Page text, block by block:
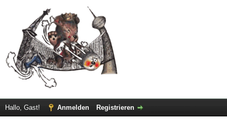
Hallo, Gast! Anmelden Registrieren